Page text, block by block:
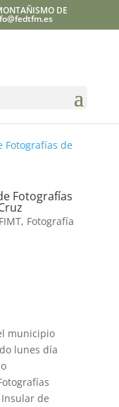
DE
Fotografías
FIMT, Fotografía
municipio
lunes día
de